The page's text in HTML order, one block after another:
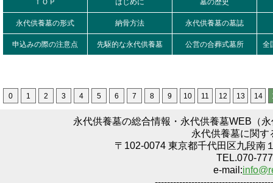
ＴＯＰ はじめに 墓の歴史
永代供養墓の形式 納骨方法 永代供養墓の墓誌
申込みの際の注意点 先駆的な永代供養墓 公営の合葬式墓所 全
0 1 2 3 4 5 6 7 8 9 10 11 12 13 14
永代供養墓の総合情報・永代供養墓WEB（
永代供養墓に関す
〒102-0074 東京都千代田区九段南
TEL.070-
e-mail: